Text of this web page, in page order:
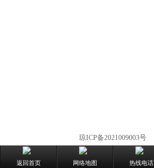
琼ICP备2021009003号
返回首页 网络地图 热线电话